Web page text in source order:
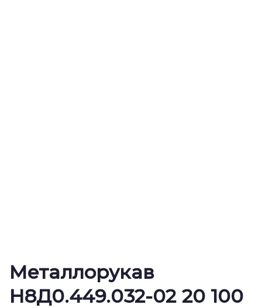
Металлорукав
Н8Д0.449.032-02 20 100